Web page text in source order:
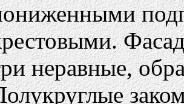
неравные,